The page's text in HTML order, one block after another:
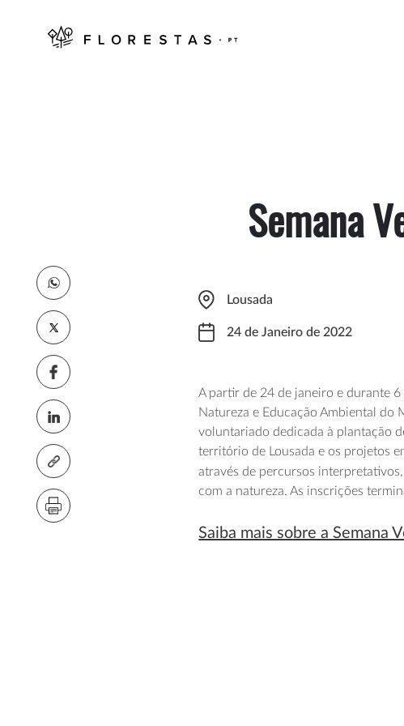
Semana
Lousada
24 de Janeiro de 2022
A partir de 24 de janeiro e durante 6
Natureza e Educação Ambiental do
voluntariado dedicada à plantação
território de Lousada e os projetos
através de percursos
com a natureza. As inscrições
Saiba mais sobre a Semana